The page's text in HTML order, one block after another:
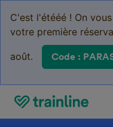
C'est l'étééé ! On
votre première
août. Code :